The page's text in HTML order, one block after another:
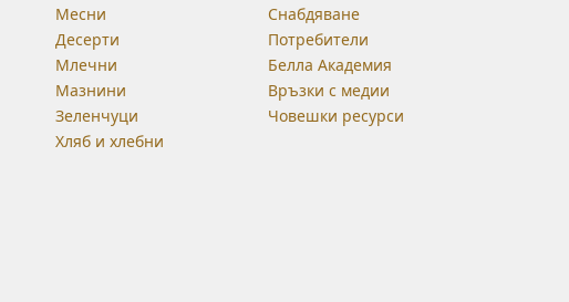
Месни
Десерти
Млечни
Мазнини
Зеленчуци
Хляб и хлебни
Снабдяване
Потребители
Белла Академия
Връзки с медии
Човешки ресурси